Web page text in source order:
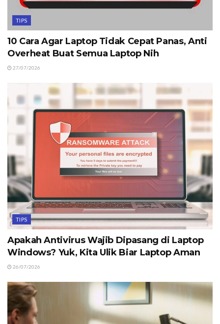
TIPS
10 Cara Agar Laptop Tidak Cepat Panas, Anti
Overheat Buat Semua Laptop Nih
27/07/2026
TIPS
Apakah Antivirus Wajib Dipasang di Laptop
Windows? Yuk, Kita Ulik Biar Laptop Aman
26/07/2026